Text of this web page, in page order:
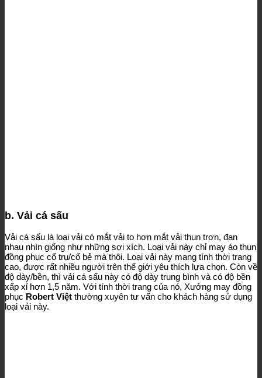
b. Vải cá sấu
Vải cá sấu là loại vải có mắt vải to hơn mắt vải thun trơn, đan
nhau nhìn giống như những sợi xích. Loại vải này chỉ may áo thun
đồng phục cổ trụ/cổ bẻ mà thôi. Loại vải này mang tính thời trang
cao, được rất nhiều người trên thế giới yêu thích lựa chọn. Còn về
độ dày/bền, thì vải cá sấu này có độ dày trung bình và có độ bền
xấp xỉ hơn 1,5 năm. Với tính thời trang của nó, Xưởng may đồng
phục Robert Việt thường xuyên tư vấn cho khách hàng sử dụng
loại vải này.